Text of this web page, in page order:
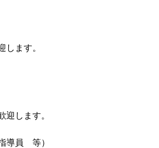
ます。
迎します。
導員 等）